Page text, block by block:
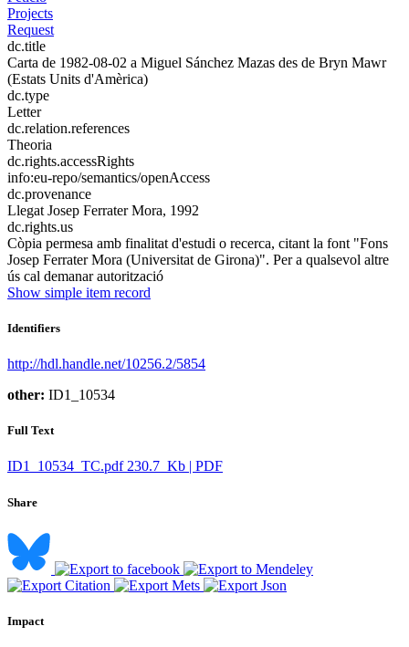
Projects
Request
dc.title
Carta de 1982-08-02 a Miguel Sánchez Mazas des de Bryn Mawr
(Estats Units d'Amèrica)
dc.type
Letter
dc.relation.references
Theoria
dc.rights.accessRights
info:eu-repo/semantics/openAccess
dc.provenance
Llegat Josep Ferrater Mora, 1992
dc.rights.us
Còpia permesa amb finalitat d'estudi o recerca, citant la font "Fons
Josep Ferrater Mora (Universitat de Girona)". Per a qualsevol altre
ús cal demanar autorització
Show simple item record
Identifiers
http://hdl.handle.net/10256.2/5854
other: ID1_10534
Full Text
ID1_10534_TC.pdf 230.7 Kb | PDF
Share
Impact